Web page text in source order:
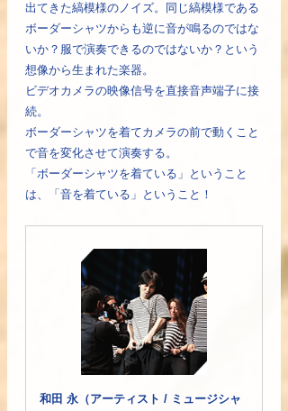
出てきた縞模様のノイズ。同じ縞模様である
ボーダーシャツからも逆に音が鳴るのではな
いか？服で演奏できるのではないか？という
想像から生まれた楽器。
ビデオカメラの映像信号を直接音声端子に接
続。
ボーダーシャツを着てカメラの前で動くこと
で音を変化させて演奏する。
「ボーダーシャツを着ている」ということ
は、「音を着ている」ということ！
和田 永（アーティスト / ミュージシャ